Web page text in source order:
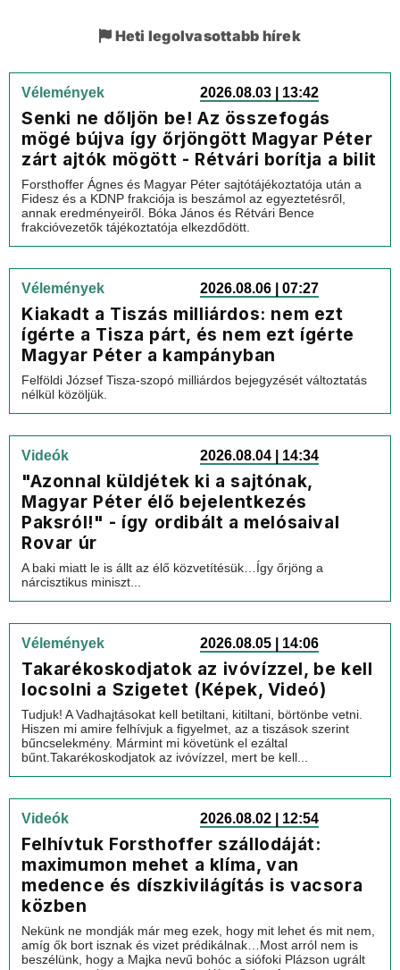
Heti legolvasottabb hírek
Vélemények 2026.08.03 | 13:42
Senki ne dőljön be! Az összefogás
mögé bújva így őrjöngött Magyar Péter
zárt ajtók mögött - Rétvári borítja a bilit
Forsthoffer Ágnes és Magyar Péter sajtótájékoztatója után a
Fidesz és a KDNP frakciója is beszámol az egyeztetésről,
annak eredményeiről. Bóka János és Rétvári Bence
frakcióvezetők tájékoztatója elkezdődött.
Vélemények 2026.08.06 | 07:27
Kiakadt a Tiszás milliárdos: nem ezt
ígérte a Tisza párt, és nem ezt ígérte
Magyar Péter a kampányban
Felföldi József Tisza-szopó milliárdos bejegyzését változtatás
nélkül közöljük.
Videók 2026.08.04 | 14:34
"Azonnal küldjétek ki a sajtónak,
Magyar Péter élő bejelentkezés
Paksról!" - így ordibált a melósaival
Rovar úr
A baki miatt le is állt az élő közvetítésük…Így őrjöng a
nárcisztikus miniszt...
Vélemények 2026.08.05 | 14:06
Takarékoskodjatok az ivóvízzel, be kell
locsolni a Szigetet (Képek, Videó)
Tudjuk! A Vadhajtásokat kell betiltani, kitiltani, börtönbe vetni.
Hiszen mi amire felhívjuk a figyelmet, az a tiszások szerint
bűncselekmény. Mármint mi követünk el ezáltal
bűnt.Takarékoskodjatok az ivóvízzel, mert be kell...
Videók 2026.08.02 | 12:54
Felhívtuk Forsthoffer szállodáját:
maximumon mehet a klíma, van
medence és díszkivilágítás is vacsora
közben
Nekünk ne mondják már meg ezek, hogy mit lehet és mit nem,
amíg ők bort isznak és vizet prédikálnak…Most arról nem is
beszélünk, hogy a Majka nevű bohóc a siófoki Plázson ugrált